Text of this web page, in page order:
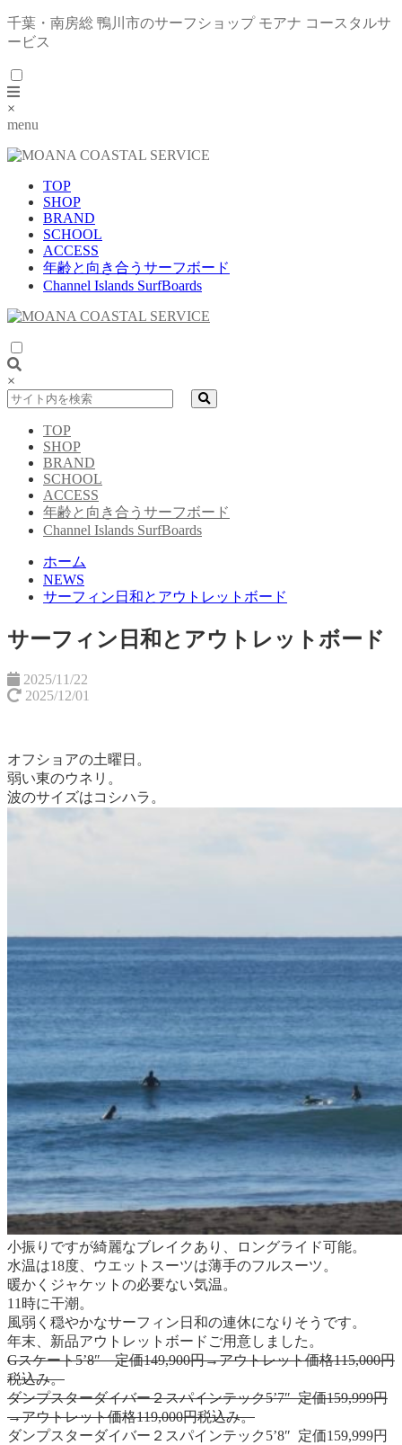
千葉・南房総 鴨川市のサーフショップ モアナ コースタルサ
ービス
×
menu
TOP
SHOP
BRAND
SCHOOL
ACCESS
年齢と向き合うサーフボード
Channel Islands SurfBoards
×
TOP
SHOP
BRAND
SCHOOL
ACCESS
年齢と向き合うサーフボード
Channel Islands SurfBoards
ホーム
NEWS
サーフィン日和とアウトレットボード
サーフィン日和とアウトレットボード
2025/11/22
2025/12/01
オフショアの土曜日。
弱い東のウネリ。
波のサイズはコシハラ。
小振りですが綺麗なブレイクあり、ロングライド可能。
水温は18度、ウエットスーツは薄手のフルスーツ。
暖かくジャケットの必要ない気温。
11時に干潮。
風弱く穏やかなサーフィン日和の連休になりそうです。
年末、新品アウトレットボードご用意しました。
Gスケート5’8″ 定価149,900円→アウトレット価格115,000円
税込み。
ダンプスターダイバー２スパインテック5’7″ 定価159,999円
→アウトレット価格119,000円税込み。
ダンプスターダイバー２スパインテック5’8″ 定価159,999円